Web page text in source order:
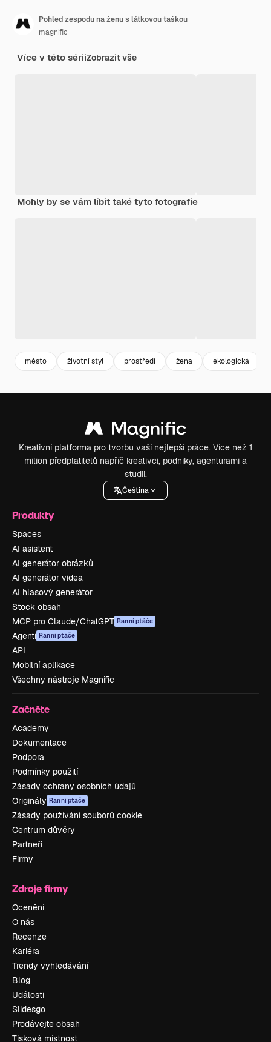
Pohled zespodu na ženu s látkovou taškou
magnific
Více v této sériiZobrazit vše
Mohly by se vám líbit také tyto fotografie
město životní styl prostředí žena ekologická
Kreativní platforma pro tvorbu vaší nejlepší práce. Více než 1
milion předplatitelů napříč kreativci, podniky, agenturami a
studii.
Čeština
Produkty
Spaces
AI asistent
AI generátor obrázků
AI generátor videa
AI hlasový generátor
Stock obsah
MCP pro Claude/ChatGPT Ranní ptáče
Agenti Ranní ptáče
API
Mobilní aplikace
Všechny nástroje Magnific
Začněte
Academy
Dokumentace
Podpora
Podmínky použití
Zásady ochrany osobních údajů
Originály Ranní ptáče
Zásady používání souborů cookie
Centrum důvěry
Partneři
Firmy
Zdroje firmy
Ocenění
O nás
Recenze
Kariéra
Trendy vyhledávání
Blog
Události
Slidesgo
Prodávejte obsah
Tisková místnost